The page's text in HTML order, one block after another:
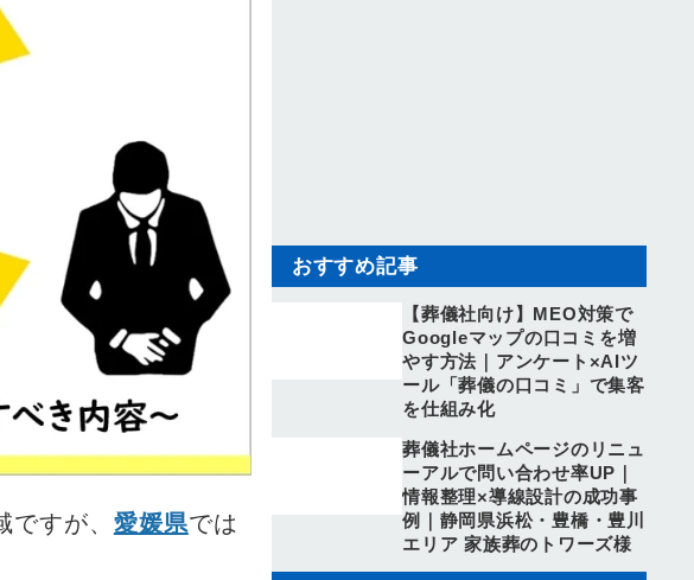
すが、 愛媛県では
おすすめ記事
【葬儀社向け】MEO対策で
Googleマップの口コミを増
やす方法｜アンケート×AIツ
ール「葬儀の口コミ」で集客
を仕組み化
葬儀社ホームページのリニュ
ーアルで問い合わせ率UP｜
情報整理×導線設計の成功事
例｜静岡県浜松・豊橋・豊川
エリア 家族葬のトワーズ様